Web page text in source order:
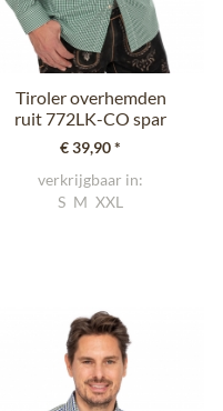
Tiroler overhemden
ruit 772LK-CO spar
(Slim Fit)
€ 39,90 *
verkrijgbaar in:
S M XXL